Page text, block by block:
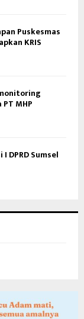
Puskesmas
KRIS
MHP
DPRD Sumsel